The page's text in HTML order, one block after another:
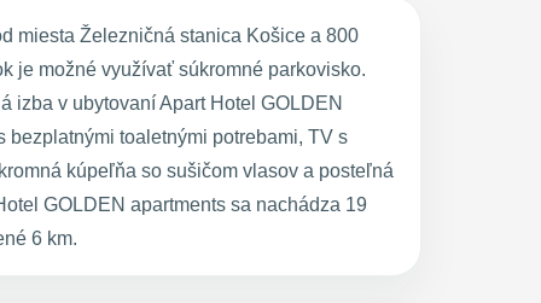
miesta Železničná stanica Košice a 800
je možné využívať súkromné parkovisko.
izba v ubytovaní Apart Hotel GOLDEN
toaletnými potrebami, TV s
kúpeľňa so sušičom vlasov a posteľná
GOLDEN apartments sa nachádza 19
6 km.